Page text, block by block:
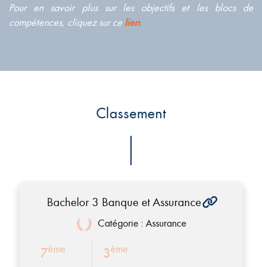
Pour en savoir plus sur les objectifs et les blocs de
compétences, cliquez sur ce lien
Classement
Bachelor 3 Banque et Assurance
Catégorie : Assurance
7ème 3ème